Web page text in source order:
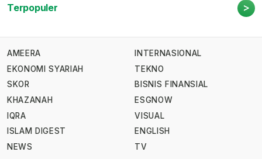
Terpopuler >
AMEERA
EKONOMI SYARIAH
SKOR
KHAZANAH
IQRA
ISLAM DIGEST
NEWS
INTERNASIONAL
TEKNO
BISNIS FINANSIAL
ESGNOW
VISUAL
ENGLISH
TV